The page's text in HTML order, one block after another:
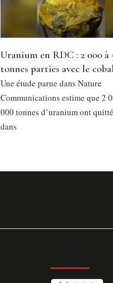
Uranium en RDC : 2 000 à
tonnes parties avec le
Une étude parue dans Nature
Communications estime que 2
000 tonnes d’uranium ont
dans